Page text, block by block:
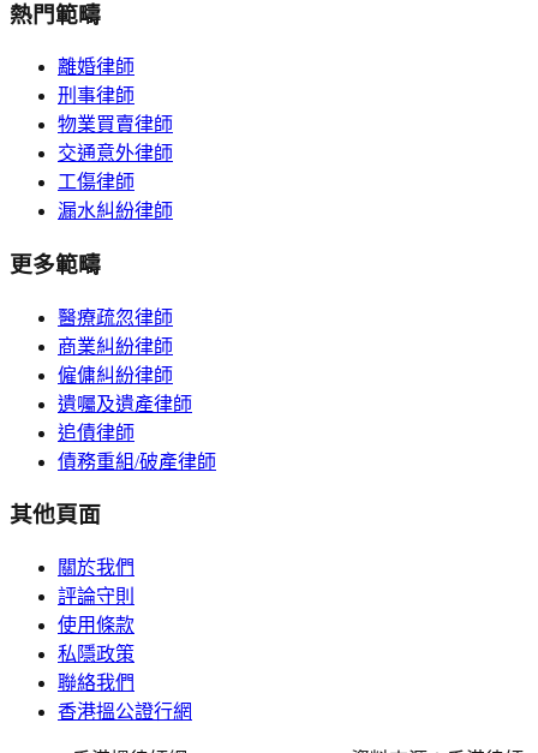
熱門範疇
離婚律師
刑事律師
物業買賣律師
交通意外律師
工傷律師
漏水糾紛律師
更多範疇
醫療疏忽律師
商業糾紛律師
僱傭糾紛律師
遺囑及遺產律師
追債律師
債務重組/破產律師
其他頁面
關於我們
評論守則
使用條款
私隱政策
聯絡我們
香港搵公證行網